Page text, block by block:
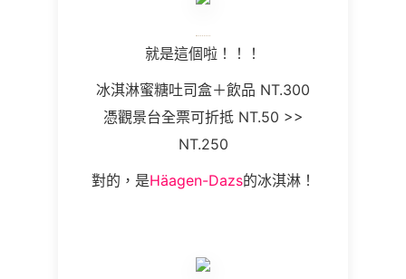
就是這個啦！！！
冰淇淋蜜糖吐司盒＋飲品 NT.300
憑觀景台全票可折抵 NT.50 >>
NT.250
對的，是Häagen-Dazs的冰淇淋！